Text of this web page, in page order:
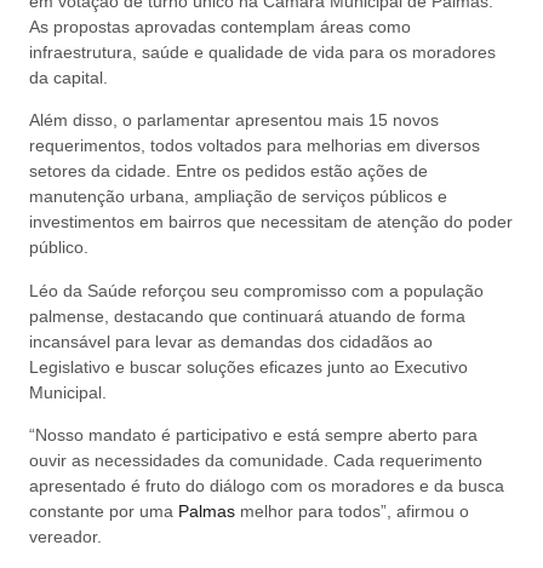
As propostas aprovadas contemplam áreas como
infraestrutura, saúde e qualidade de vida para os moradores
da capital.
Além disso, o parlamentar apresentou mais 15 novos
requerimentos, todos voltados para melhorias em diversos
setores da cidade. Entre os pedidos estão ações de
manutenção urbana, ampliação de serviços públicos e
investimentos em bairros que necessitam de atenção do poder
público.
Léo da Saúde reforçou seu compromisso com a população
palmense, destacando que continuará atuando de forma
incansável para levar as demandas dos cidadãos ao
Legislativo e buscar soluções eficazes junto ao Executivo
Municipal.
“Nosso mandato é participativo e está sempre aberto para
ouvir as necessidades da comunidade. Cada requerimento
apresentado é fruto do diálogo com os moradores e da busca
constante por uma Palmas melhor para todos”, afirmou o
vereador.